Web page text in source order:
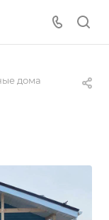
дома